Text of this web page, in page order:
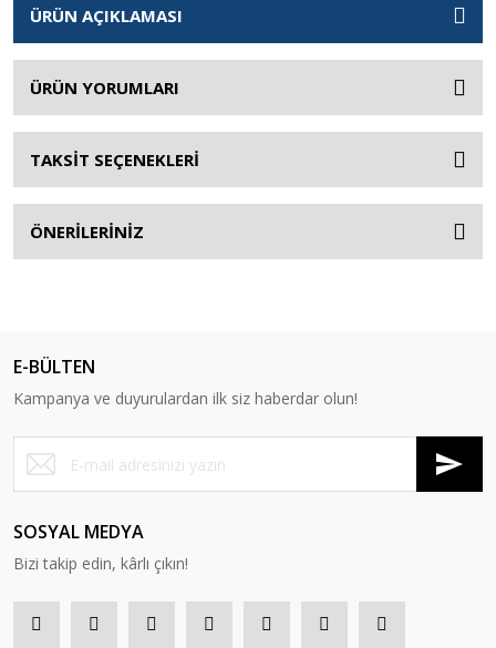
ÜRÜN AÇIKLAMASI
ÜRÜN YORUMLARI
TAKSİT SEÇENEKLERİ
ÖNERİLERİNİZ
E-BÜLTEN
Kampanya ve duyurulardan ilk siz haberdar olun!
SOSYAL MEDYA
Bizi takip edin, kârlı çıkın!